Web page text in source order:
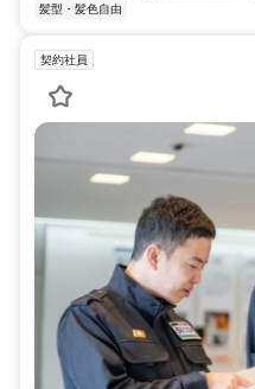
髪型・髪色自由
契約社員